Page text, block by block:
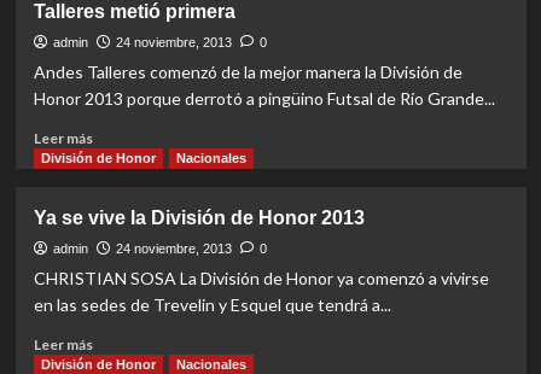
tropiezo
en
el
arranque
Talleres metió primera
admin 24 noviembre, 2013 0
Andes Talleres comenzó de la mejor manera la División de
Honor 2013 porque derrotó a pingüino Futsal de Río Grande...
Leer másRead
more
metió
primera
División de Honor Nacionales
Ya se vive la División de Honor 2013
admin 24 noviembre, 2013 0
CHRISTIAN SOSA La División de Honor ya comenzó a vivirse
en las sedes de Trevelin y Esquel que tendrá a...
Leer másRead
more
División de Honor Nacionales